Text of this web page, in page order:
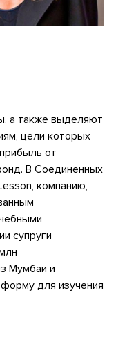
а также выделяют
цели которых
от
В Соединенных
компанию,
супруги
Мумбаи и
для изучения